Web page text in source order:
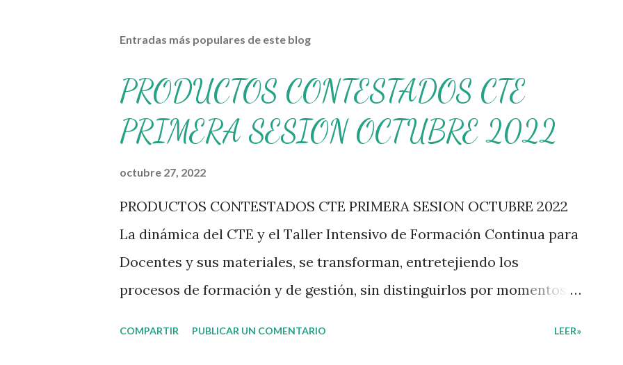
Entradas más populares de este blog
PRODUCTOS CONTESTADOS CTE
PRIMERA SESION OCTUBRE 2022
octubre 27, 2022
PRODUCTOS CONTESTADOS CTE PRIMERA SESION OCTUBRE 2022
La dinámica del CTE y el Taller Intensivo de Formación Continua para
Docentes y sus materiales, se transforman, entretejiendo los
procesos de formación y de gestión, sin distinguirlos por momentos, y
COMPARTIR PUBLICAR UN COMENTARIO LEER»